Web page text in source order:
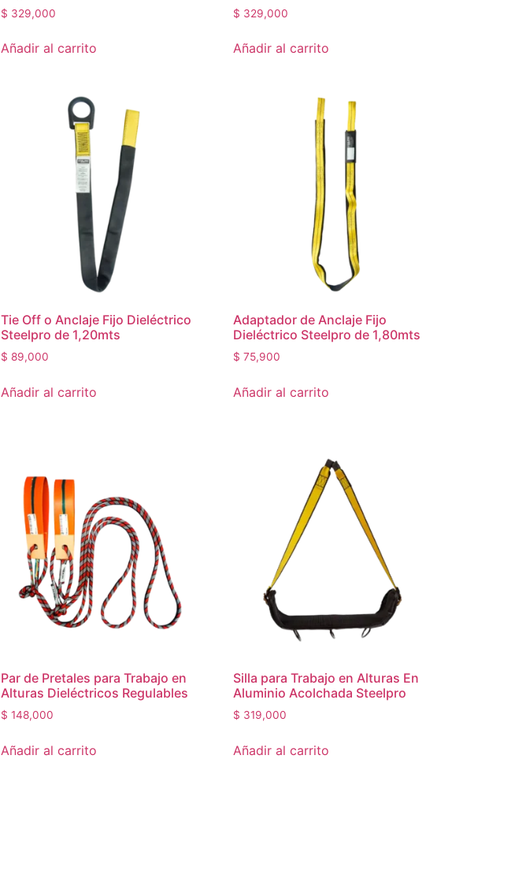
$ 329,000
Añadir al carrito
$ 329,000
Añadir al carrito
Tie Off o Anclaje Fijo Dieléctrico
Steelpro de 1,20mts
$ 89,000
Añadir al carrito
Adaptador de Anclaje Fijo
Dieléctrico Steelpro de 1,80mts
$ 75,900
Añadir al carrito
Par de Pretales para Trabajo en
Alturas Dieléctricos Regulables
$ 148,000
Añadir al carrito
Silla para Trabajo en Alturas En
Aluminio Acolchada Steelpro
$ 319,000
Añadir al carrito